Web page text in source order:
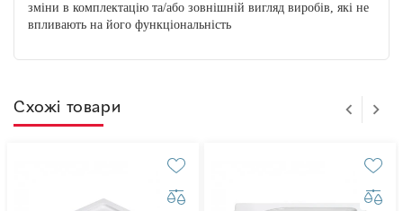
зміни в комплектацію та/або зовнішній вигляд виробів, які не
впливають на його функціональність
Схожі товари